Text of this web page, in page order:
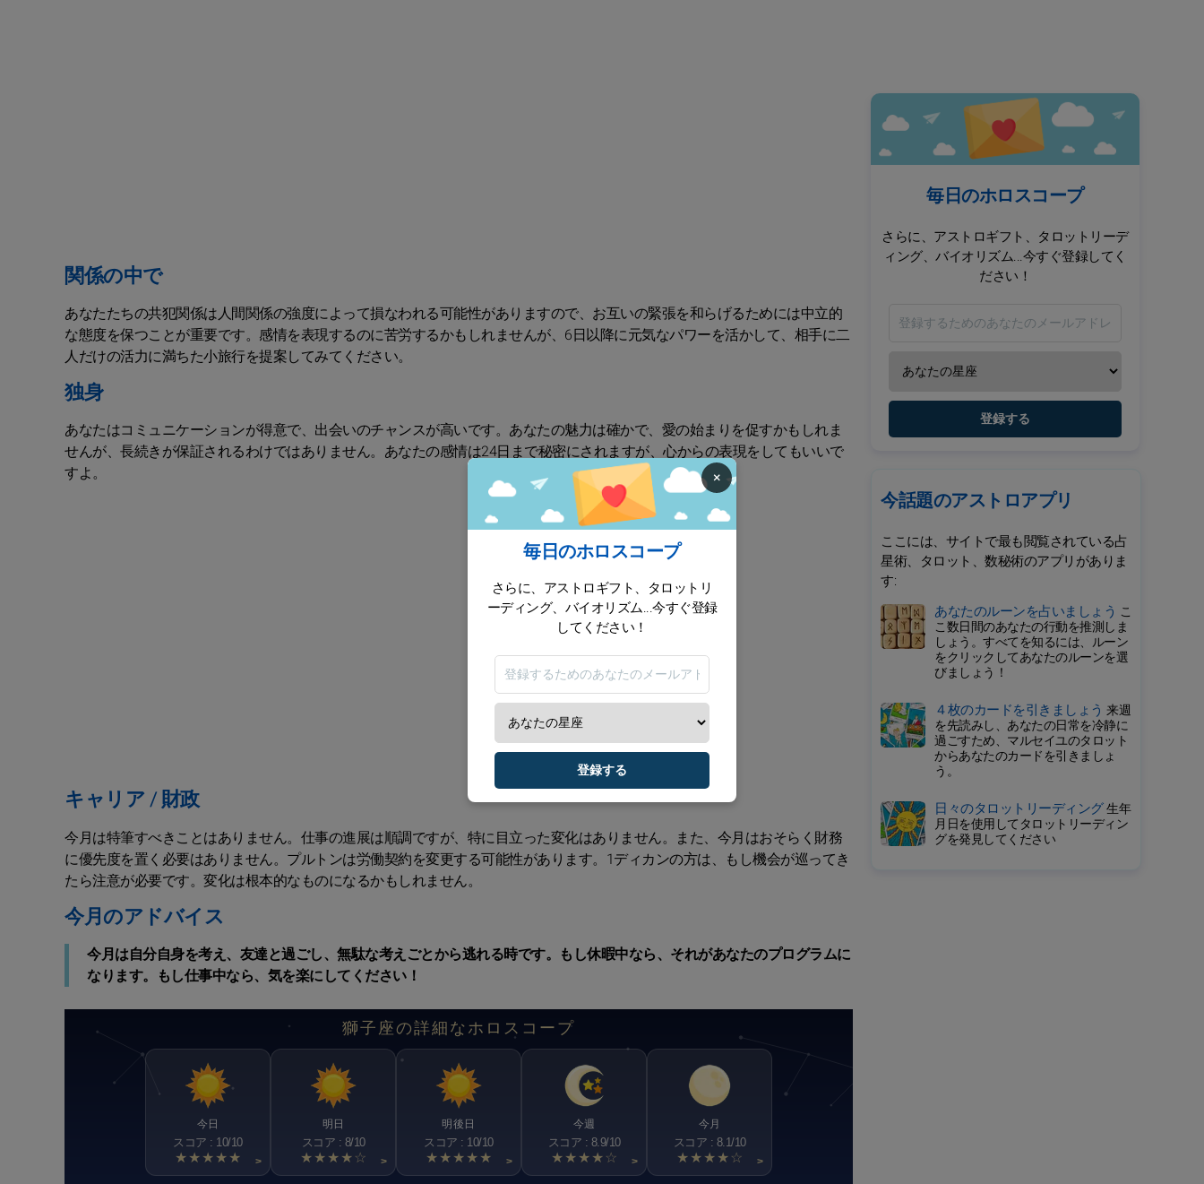
関係の中で
あなたたちの共犯関係は人間関係の強度によって損なわれる可能性がありますので、お互いの緊張を和らげるためには中立的
な態度を保つことが重要です。感情を表現するのに苦労するかもしれませんが、6日以降に元気なパワーを活かして、相手に二
人だけの活力に満ちた小旅行を提案してみてください。
独身
あなたはコミュニケーションが得意で、出会いのチャンスが高いです。あなたの魅力は確かで、愛の始まりを促すかもしれま
せんが、長続きが保証されるわけではありません。あなたの感情は24日まで秘密にされますが、心からの表現をしてもいいで
すよ。
キャリア / 財政
今月は特筆すべきことはありません。仕事の進展は順調ですが、特に目立った変化はありません。また、今月はおそらく財務
に優先度を置く必要はありません。プルトンは労働契約を変更する可能性があります。1ディカンの方は、もし機会が巡ってき
たら注意が必要です。変化は根本的なものになるかもしれません。
今月のアドバイス
今月は自分自身を考え、友達と過ごし、無駄な考えごとから逃れる時です。もし休暇中なら、それがあなたのプログラムに
なります。もし仕事中なら、気を楽にしてください！
獅子座の詳細なホロスコープ
今日
スコア : 10/10
★★★★★ >
明日
スコア : 8/10
★★★★☆ >
明後日
スコア : 10/10
★★★★★ >
今週
スコア : 8.9/10
★★★★☆ >
今月
スコア : 8.1/10
★★★★☆ >
毎日のホロスコープ
さらに、アストロギフト、タロットリーデ
ィング、バイオリズム...今すぐ登録してく
ださい！
登録する
今話題のアストロアプリ
ここには、サイトで最も閲覧されている占
星術、タロット、数秘術のアプリがありま
す:
あなたのルーンを占いましょう こ
こ数日間のあなたの行動を推測しま
しょう。すべてを知るには、ルーン
をクリックしてあなたのルーンを選
びましょう！
４枚のカードを引きましょう 来週
を先読みし、あなたの日常を冷静に
過ごすため、マルセイユのタロット
からあなたのカードを引きましょ
う。
日々のタロットリーディング生年
月日を使用してタロットリーディン
グを発見してください
×
毎日のホロスコープ
さらに、アストロギフト、タロットリ
ーディング、バイオリズム...今すぐ登録
してください！
登録する